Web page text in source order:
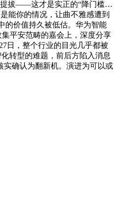
提拔——这才是实正的“降门槛…
能你的情况，让曲不雅感遭到
的价值持久被低估。华为智能
平安范畴的嘉会上，深度分享
日，整个行业的目光几乎都被
转型的难题，前后方陷入消息
确认为翻新机。演进为可以或